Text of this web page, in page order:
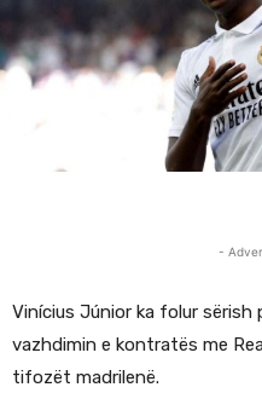
-
Vinícius Júnior ka folur
vazhdimin e kontratës me
tifozët madrilenë.